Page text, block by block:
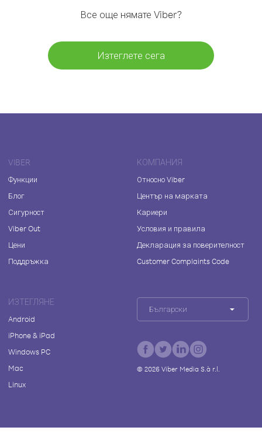
Все още нямате Viber?
Изтеглете сега
VIBER
Функции
Блог
Сигурност
Viber Out
Цени
Поддръжка
КОМПАНИЯ
Относно Viber
Център на марката
Кариери
Условия и правила
Декларация за поверителност
Customer Complaints Code
ИЗТЕГЛЯНЕ
Android
iPhone & iPad
Windows PC
Mac
Linux
Български
© 2026Viber Media S.à r.l.